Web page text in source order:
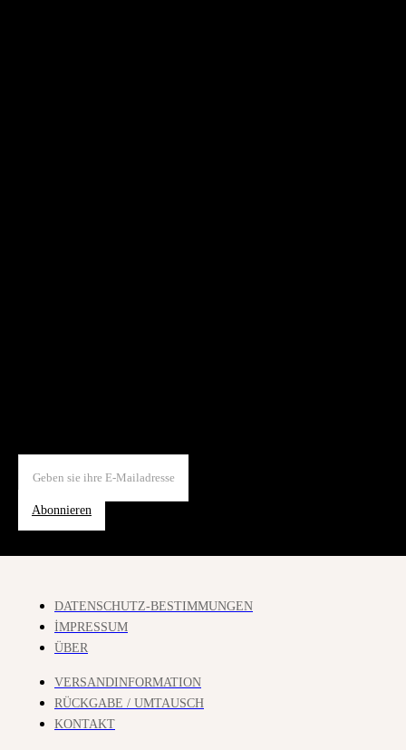
Abonnieren
DATENSCHUTZ-BESTIMMUNGEN
İMPRESSUM
ÜBER
VERSANDINFORMATION
RÜCKGABE / UMTAUSCH
KONTAKT